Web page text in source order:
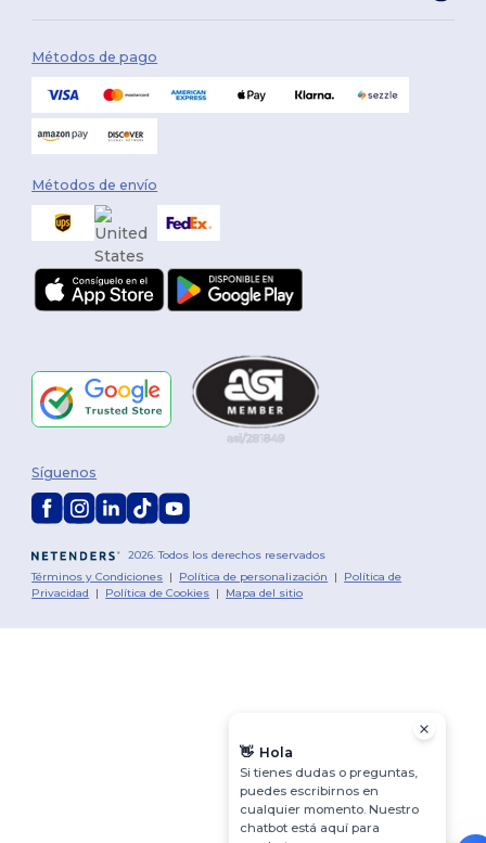
Métodos de pago
Métodos de envío
2026. Todos los derechos reservados
Términos y Condiciones | Política de personalización | Política de
Privacidad | Política de Cookies | Mapa del sitio
Síguenos
👋 Hola
Si tienes dudas o preguntas,
puedes escribirnos en
cualquier momento. Nuestro
chatbot está aquí para